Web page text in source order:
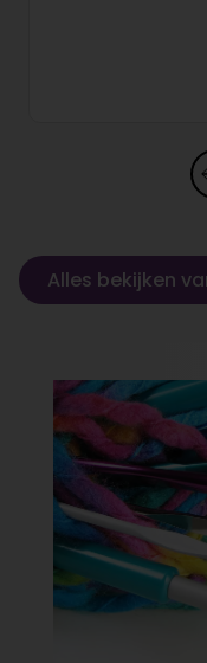
Alles bekijken